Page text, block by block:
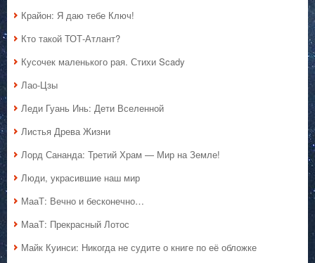
Крайон: Я даю тебе Ключ!
Кто такой ТОТ-Атлант?
Кусочек маленького рая. Стихи Scady
Лао-Цзы
Леди Гуань Инь: Дети Вселенной
Листья Древа Жизни
Лорд Сананда: Третий Храм — Мир на Земле!
Люди, украсившие наш мир
МааТ: Вечно и бесконечно…
МааТ: Прекрасный Лотос
Майк Куинси: Никогда не судите о книге по её обложке